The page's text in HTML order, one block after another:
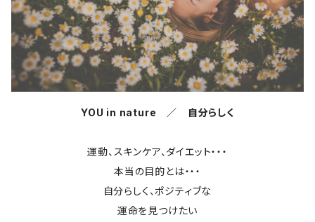
VICELABO
WOW CREAM
YOU in nature ／ 自分らしく
運動、スキンケア、ダイエット・・・
本当の目的とは・・・
自分らしく、ポジティブな
運命を見つけたい